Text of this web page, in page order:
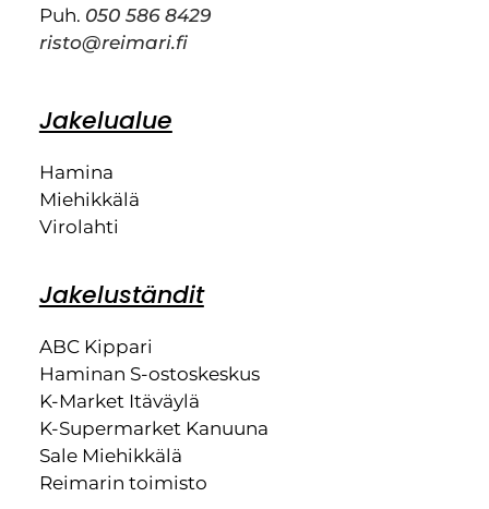
Puh. 050 586 8429
risto@reimari.fi
Jakelualue
Hamina
Miehikkälä
Virolahti
Jakeluständit
ABC Kippari
Haminan S-ostoskeskus
K-Market Itäväylä
K-Supermarket Kanuuna
Sale Miehikkälä
Reimarin toimisto